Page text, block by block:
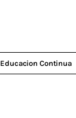
Educacion Continua